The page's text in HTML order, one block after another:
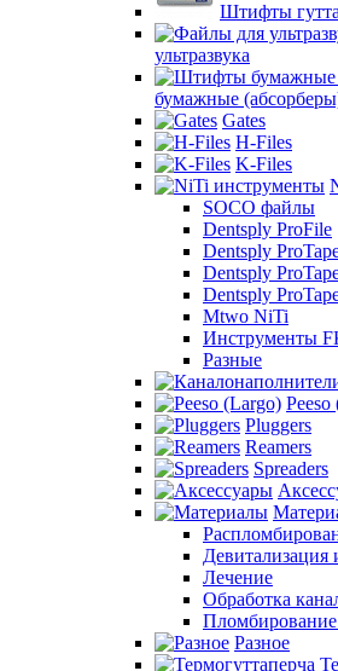
Штифты
ультразвука
бумажные
Gates
H-Files
K-Files
SOCO файлы
Dentsply ProFile
Dentsply
Dentsply
Dentsply
Mtwo NiTi
Инструменты
Разные
Pluggers
Reamers
Spreaders
Девитализация
Лечение
Обработка
Пломбирование
Разное